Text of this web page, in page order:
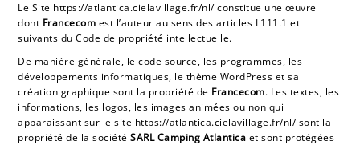
Le Site https://atlantica.cielavillage.fr/nl/constitue une œuvre
dont Francecom est l’auteur au sens des articles L111.1 et
suivants du Code de propriété intellectuelle.
De manière générale, le code source, les programmes, les
développements informatiques, le thème WordPress et sa
création graphique sont la propriété de Francecom. Les textes, les
informations, les logos, les images animées ou non qui
apparaissant sur le site https://atlantica.cielavillage.fr/nl/sont la
propriété de la sociétéSARL Camping Atlantica et sont protégées